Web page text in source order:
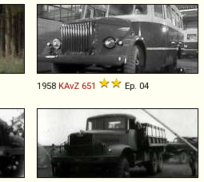
1958 KAvZ 651 Ep. 04